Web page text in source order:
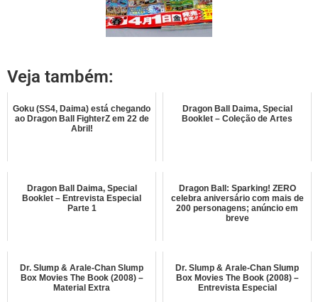
Veja também:
Goku (SS4, Daima) está chegando
ao Dragon Ball FighterZ em 22 de
Abril!
Dragon Ball Daima, Special
Booklet – Coleção de Artes
Dragon Ball Daima, Special
Booklet – Entrevista Especial
Parte 1
Dragon Ball: Sparking! ZERO
celebra aniversário com mais de
200 personagens; anúncio em
breve
Dr. Slump & Arale-Chan Slump
Box Movies The Book (2008) –
Material Extra
Dr. Slump & Arale-Chan Slump
Box Movies The Book (2008) –
Entrevista Especial